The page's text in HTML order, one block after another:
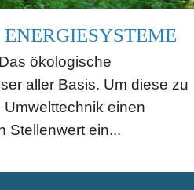
Das ökologische
aller Basis. Um diese zu
einen
Stellenwert ein...